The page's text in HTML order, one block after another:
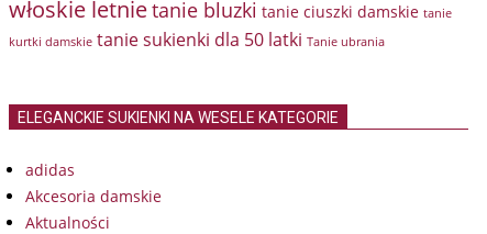
włoskie letnietanie bluzki tanie ciuszki damskie tanie
kurtki damskie tanie sukienki dla 50 latki Tanie ubrania
ELEGANCKIE SUKIENKI NA WESELE KATEGORIE
adidas
Akcesoria damskie
Aktualności